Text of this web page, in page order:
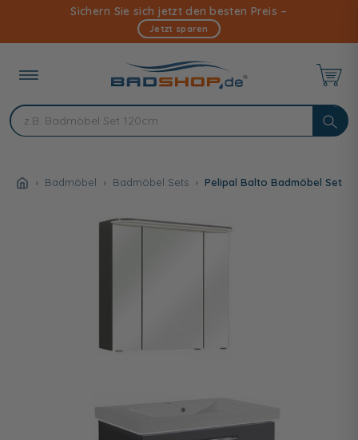
Inhalt
Sichern Sie sich jetzt den besten Preis –
Jetzt sparen
Badmöbel Badmöbel Sets Pelipal Balto Badmöbel Set